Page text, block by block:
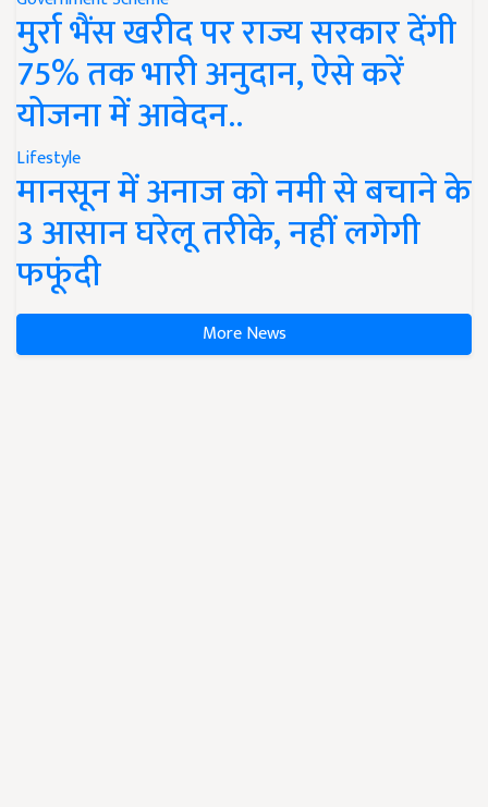
मुर्रा भैंस खरीद पर राज्य सरकार देंगी
75% तक भारी अनुदान, ऐसे करें
योजना में आवेदन..
Lifestyle
मानसून में अनाज को नमी से बचाने के
3 आसान घरेलू तरीके, नहीं लगेगी
फफूंदी
More News